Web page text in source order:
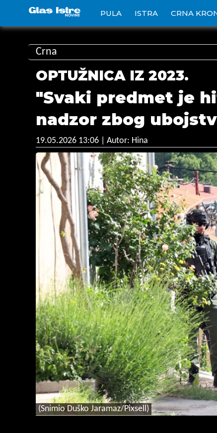
PULA ISTRA CRNA
Crna
OPTUŽNICA IZ 2023.
"Svaki predmet je
nadzor zbog
19.05.2026 13:06 | Autor: Hina
(Snimio Duško Jaramaz/Pixsell)